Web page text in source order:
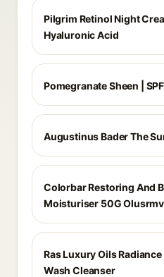
Pilgrim Retinol Night
Hyaluronic Acid
Pomegranate Sheen |
Augustinus Bader The
Colorbar Restoring And
Moisturiser 50G
Ras Luxury Oils
Wash Cleanser